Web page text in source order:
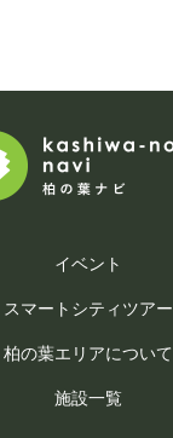
イベント
スマートシティツアー
柏の葉エリアについて
施設一覧